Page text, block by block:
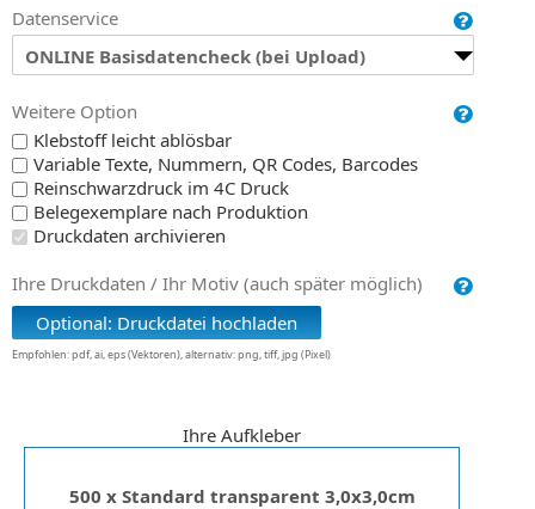
Datenservice
ONLINE Basisdatencheck (bei Upload)
Weitere Option
Klebstoff leicht ablösbar
Variable Texte, Nummern, QR Codes, Barcodes
Reinschwarzdruck im 4C Druck
Belegexemplare nach Produktion
Druckdaten archivieren
Ihre Druckdaten / Ihr Motiv (auch später möglich)
Optional: Druckdatei hochladen
Empfohlen: pdf, ai, eps (Vektoren), alternativ: png, tiff, jpg (Pixel)
Ihre Aufkleber
500 x Standard transparent 3,0x3,0cm